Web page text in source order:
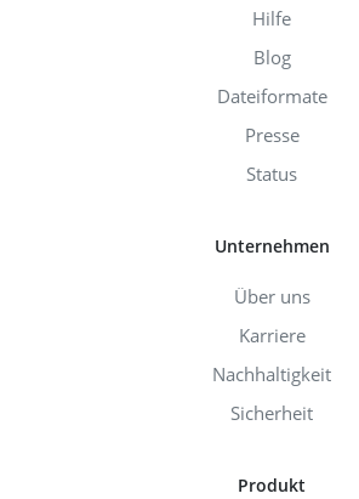
Hilfe
Blog
Dateiformate
Presse
Status
Unternehmen
Über uns
Karriere
Nachhaltigkeit
Sicherheit
Produkt